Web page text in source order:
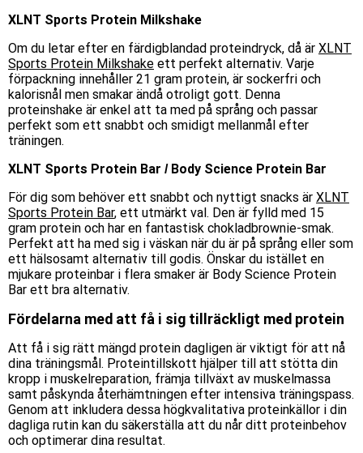
XLNT Sports Protein Milkshake
Om du letar efter en färdigblandad proteindryck, då är XLNT
Sports Protein Milkshake ett perfekt alternativ. Varje
förpackning innehåller 21 gram protein, är sockerfri och
kalorisnål men smakar ändå otroligt gott. Denna
proteinshake är enkel att ta med på språng och passar
perfekt som ett snabbt och smidigt mellanmål efter
träningen.
XLNT Sports Protein Bar / Body Science Protein Bar
För dig som behöver ett snabbt och nyttigt snacks är XLNT
Sports Protein Bar, ett utmärkt val. Den är fylld med 15
gram protein och har en fantastisk chokladbrownie-smak.
Perfekt att ha med sig i väskan när du är på språng eller som
ett hälsosamt alternativ till godis. Önskar du istället en
mjukare proteinbar i flera smaker är Body Science Protein
Bar ett bra alternativ.
Fördelarna med att få i sig tillräckligt med protein
Att få i sig rätt mängd protein dagligen är viktigt för att nå
dina träningsmål. Proteintillskott hjälper till att stötta din
kropp i muskelreparation, främja tillväxt av muskelmassa
samt påskynda återhämtningen efter intensiva träningspass.
Genom att inkludera dessa högkvalitativa proteinkällor i din
dagliga rutin kan du säkerställa att du når ditt proteinbehov
och optimerar dina resultat.